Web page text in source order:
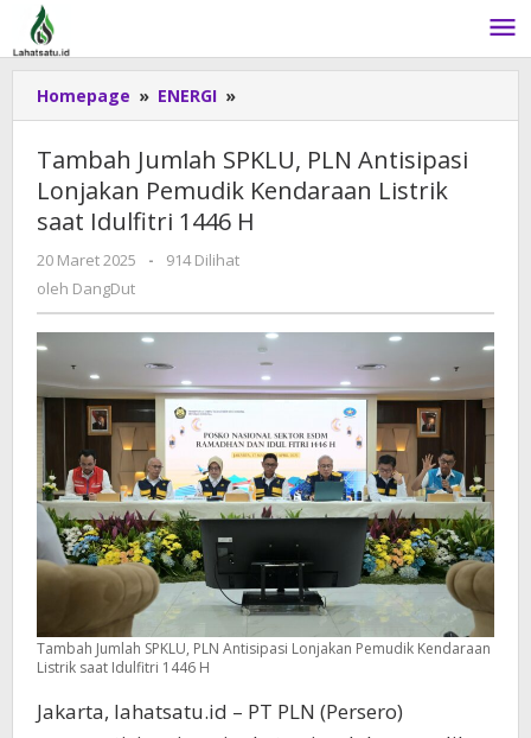
Lewati
konten
Homepage » ENERGI »
Jumlah
PLN
Antisipasi
Lonjakan
saat
Idulfitri
1446
H
Tambah Jumlah SPKLU, PLN Antisipasi
Lonjakan Pemudik Kendaraan Listrik
saat Idulfitri 1446 H
20 Maret 2025
oleh
-
914 Dilihat
oleh DangDut
Tambah Jumlah SPKLU, PLN Antisipasi Lonjakan Pemudik Kendaraan
Listrik saat Idulfitri 1446 H
Jakarta, lahatsatu.id – PT PLN (Persero)